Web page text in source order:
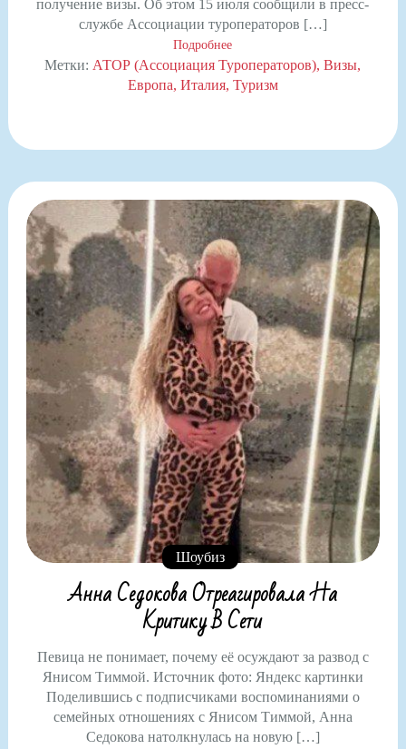
получение визы. Об этом 15 июля сообщили в пресс-
службе Ассоциации туроператоров […]
Подробнее
Метки: АТОР (Ассоциация Туроператоров) Визы
Европа Италия Туризм
Шоубиз
Анна Седокова Отреагировала На
Критику В Сети
Певица не понимает, почему её осуждают за развод с
Янисом Тиммой. Источник фото: Яндекс картинки
Поделившись с подписчиками воспоминаниями о
семейных отношениях с Янисом Тиммой, Анна
Седокова натолкнулась на новую […]